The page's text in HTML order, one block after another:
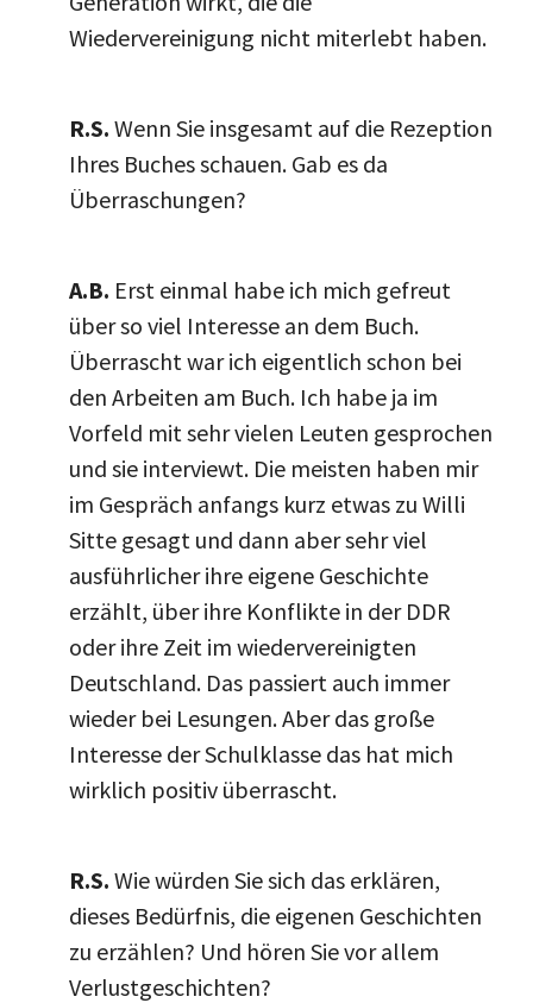
Wiedervereinigung nicht miterlebt haben.
R.S. Wenn Sie insgesamt auf die Rezeption
Ihres Buches schauen. Gab es da
Überraschungen?
A.B. Erst einmal habe ich mich gefreut
über so viel Interesse an dem Buch.
Überrascht war ich eigentlich schon bei
den Arbeiten am Buch. Ich habe ja im
Vorfeld mit sehr vielen Leuten gesprochen
und sie interviewt. Die meisten haben mir
im Gespräch anfangs kurz etwas zu Willi
Sitte gesagt und dann aber sehr viel
ausführlicher ihre eigene Geschichte
erzählt, über ihre Konflikte in der DDR
oder ihre Zeit im wiedervereinigten
Deutschland. Das passiert auch immer
wieder bei Lesungen. Aber das große
Interesse der Schulklasse das hat mich
wirklich positiv überrascht.
R.S. Wie würden Sie sich das erklären,
dieses Bedürfnis, die eigenen Geschichten
zu erzählen? Und hören Sie vor allem
Verlustgeschichten?